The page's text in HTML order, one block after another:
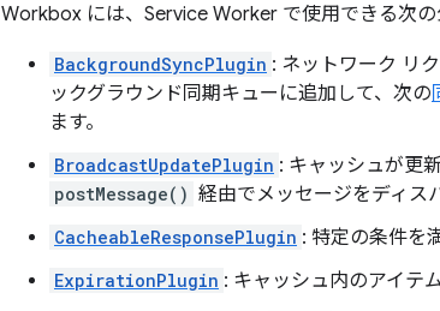
Workbox には、Service Worker で使用できる次
BackgroundSyncPlugin : ネットワーク リ
ックグラウンド同期キューに追加して、次の
ます。
BroadcastUpdatePlugin : キャッシュが更
postMessage() 経由でメッセージをディス
CacheableResponsePlugin : 特定の条件を
ExpirationPlugin : キャッシュ内のアイテ